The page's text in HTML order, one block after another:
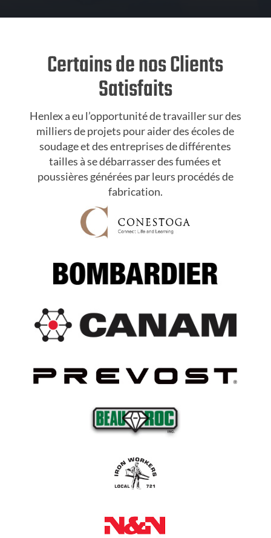
Certains de nos Clients
Satisfaits
Henlex a eu l’opportunité de travailler sur des
milliers de projets pour aider des écoles de
soudage et des entreprises de différentes
tailles à se débarrasser des fumées et
poussières générées par leurs procédés de
fabrication.